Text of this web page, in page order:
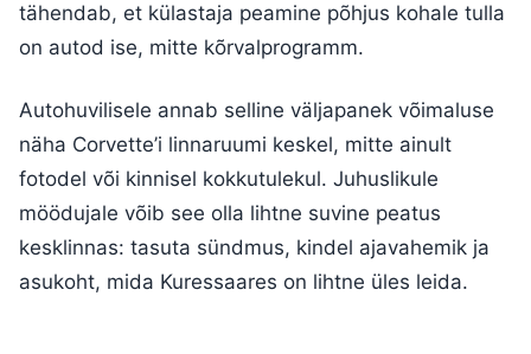
tähendab, et külastaja peamine põhjus kohale tulla
on autod ise, mitte kõrvalprogramm.
Autohuvilisele annab selline väljapanek võimaluse
näha Corvette’i linnaruumi keskel, mitte ainult
fotodel või kinnisel kokkutulekul. Juhuslikule
möödujale võib see olla lihtne suvine peatus
kesklinnas: tasuta sündmus, kindel ajavahemik ja
asukoht, mida Kuressaares on lihtne üles leida.